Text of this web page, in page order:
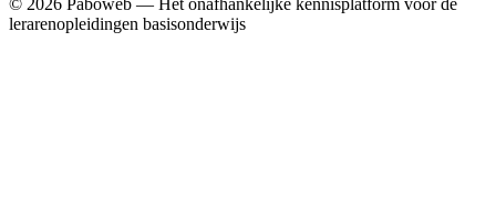
© 2026 Paboweb — Het onafhankelijke kennisplatform voor de
lerarenopleidingen basisonderwijs